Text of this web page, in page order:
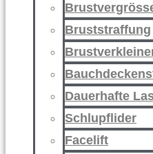
Bruststraffung
Dauerhafte
Schlupflider
Facelift